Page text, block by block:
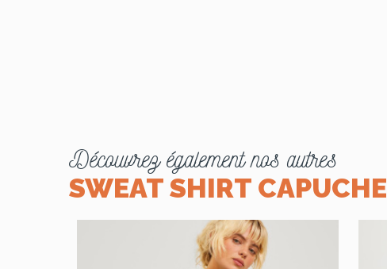
Découvrez également nos autres
SWEAT SHIRT CAPUCHE